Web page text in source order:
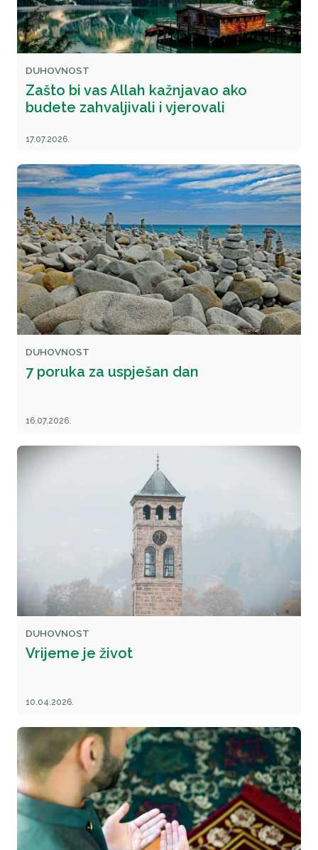
DUHOVNOST
Zašto bi vas Allah kažnjavao ako
budete zahvaljivali i vjerovali
17.07.2026.
DUHOVNOST
7 poruka za uspješan dan
16.07.2026.
DUHOVNOST
Vrijeme je život
10.04.2026.